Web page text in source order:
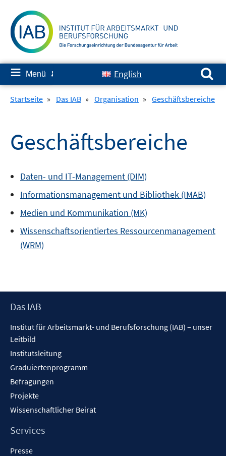
zum
Inhalt
≡ Menü ✘ English
Suchen nach:
Startseite » Das IAB » Organisation » Geschäftsbereiche
Geschäftsbereiche
Daten- und IT-Management (DIM)
Informationsmanagement und Bibliothek (IMAB)
Medien und Kommunikation (MK)
Wissenschaftsorientiertes Ressourcenmanagement
(WRM)
Footer
Das IAB
Institut für Arbeitsmarkt- und Berufsforschung (IAB) – unser
Leitbild
Institutsleitung
Graduiertenprogramm
Befragungen
Projekte
Wissenschaftlicher Beirat
Services
Presse